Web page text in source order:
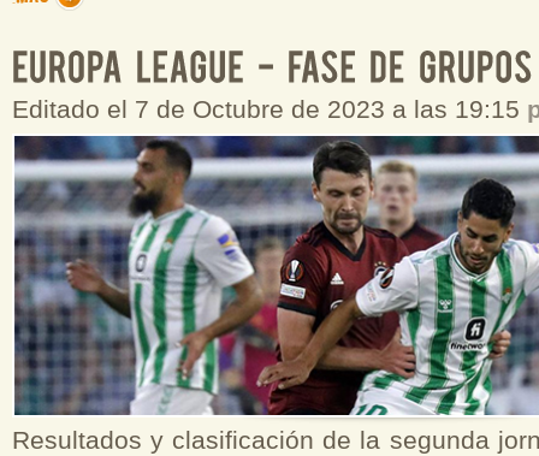
Editado el 7 de Octubre de 2023 a las 19:15
Resultados y clasificación de la segunda